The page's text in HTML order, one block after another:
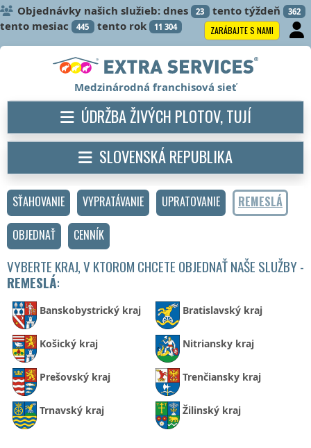
Objednávky našich služieb: dnes 23 tento týždeň 362
tento mesiac 445 tento rok 11 304 ZARÁBAJTE S NAMI
SŤAHOVANIE VYPRATÁVANIE UPRATOVANIE
REMESLÁ
OBJEDNAŤ
CENNÍK
VYBERTE KRAJ, V KTOROM CHCETE OBJEDNAŤ NAŠE SLUŽBY -
REMESLÁ:
Banskobystrický kraj Bratislavský kraj
Košický kraj Nitriansky kraj
Prešovský kraj Trenčiansky kraj
Trnavský kraj Žilinský kraj
Medzinárodná franchisová sieť
ÚDRŽBA ŽIVÝCH PLOTOV, TUJÍ
SLOVENSKÁ REPUBLIKA